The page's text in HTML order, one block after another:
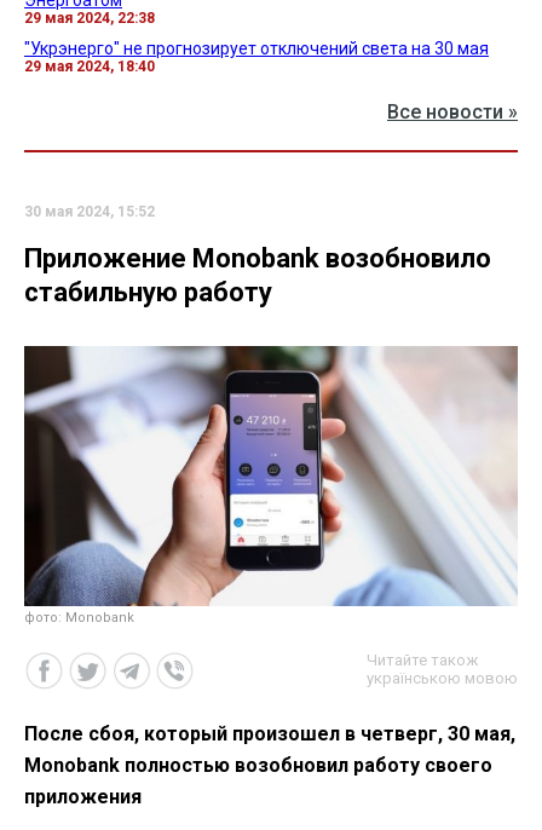
29 мая 2024, 22:38
"Укрэнерго" не прогнозирует отключений света на 30 мая
29 мая 2024, 18:40
Все новости »
30 мая 2024, 15:52
Приложение Monobank возобновило
стабильную работу
фото: Monobank
Читайте також
українською мовою
После сбоя, который произошел в четверг, 30 мая,
Monobank полностью возобновил работу своего
приложения